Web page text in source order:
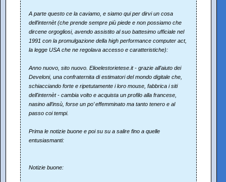
A parte questo ce la caviamo, e siamo qui per dirvi un cosa
dell’internèt (che prende sempre più piede e non possiamo che
dircene orgogliosi, avendo assistito al suo battesimo ufficiale nel
1991 con la promulgazione della high performance computer act,
la legge USA che ne regolava accesso e caratteristiche):
Anno nuovo, sito nuovo. Elioelestorietese.it - grazie all’aiuto dei
Develoni, una confraternita di estimatori del mondo digitale che,
schiacciando forte e ripetutamente i loro mouse, fabbrica i siti
dell'internèt - cambia volto e acquista un profilo alla francese,
nasino all’insù, forse un po’ effemminato ma tanto tenero e al
passo coi tempi.
Prima le notizie buone e poi su su a salire fino a quelle
entusiasmanti:
Notizie buone: